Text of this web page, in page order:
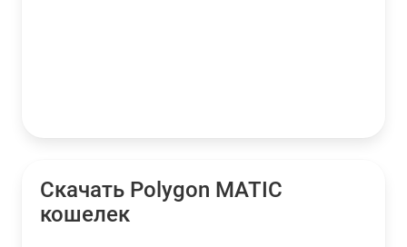
Скачать Polygon MATIC
кошелек